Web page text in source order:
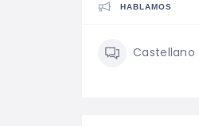
HABLAMOS
Castellano